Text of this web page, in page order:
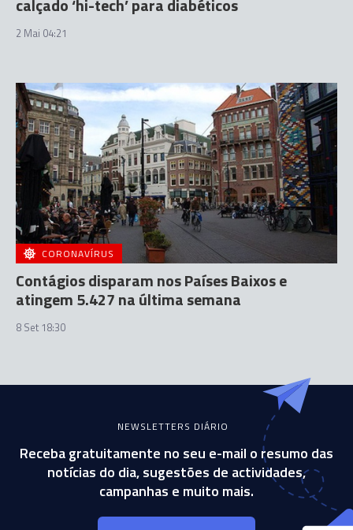
2 Mai 04:21
CORONAVÍRUS
Contágios disparam nos Países Baixos e
atingem 5.427 na última semana
8 Set 18:30
NEWSLETTERS DIÁRIO
Receba gratuitamente no seu e-mail o resumo das
notícias do dia, sugestões de actividades,
campanhas e muito mais.